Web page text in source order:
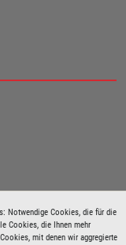
Notwendige Cookies, die für die
Cookies, die Ihnen mehr
mit denen wir aggregierte